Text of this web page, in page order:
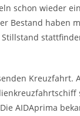
schon wieder
Bestand haben
Kreuzfahrt.
AIDAprima